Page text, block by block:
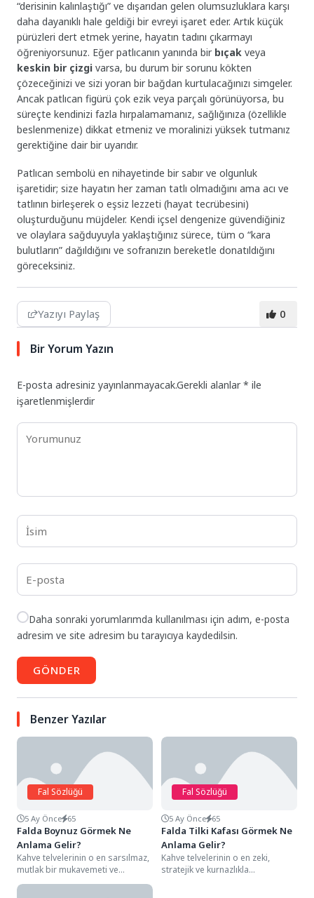
“derisinin kalınlaştığı” ve dışarıdan gelen olumsuzluklara karşı
daha dayanıklı hale geldiği bir evreyi işaret eder. Artık küçük
pürüzleri dert etmek yerine, hayatın tadını çıkarmayı
öğreniyorsunuz. Eğer patlıcanın yanında bir bıçak veya
keskin bir çizgi varsa, bu durum bir sorunu kökten
çözeceğinizi ve sizi yoran bir bağdan kurtulacağınızı simgeler.
Ancak patlıcan figürü çok ezik veya parçalı görünüyorsa, bu
süreçte kendinizi fazla hırpalamamanız, sağlığınıza (özellikle
beslenmenize) dikkat etmeniz ve moralinizi yüksek tutmanız
gerektiğine dair bir uyarıdır.
Patlıcan sembolü en nihayetinde bir sabır ve olgunluk
işaretidir; size hayatın her zaman tatlı olmadığını ama acı ve
tatlının birleşerek o eşsiz lezzeti (hayat tecrübesini)
oluşturduğunu müjdeler. Kendi içsel dengenize güvendiğiniz
ve olaylara sağduyuyla yaklaştığınız sürece, tüm o “kara
bulutların” dağıldığını ve sofranızın bereketle donatıldığını
göreceksiniz.
Yazıyı Paylaş 0
Bir Yorum Yazın
E-posta adresiniz yayınlanmayacak.Gerekli alanlar* ile
işaretlenmişlerdir
Daha sonraki yorumlarımda kullanılması için adım, e-posta
adresim ve site adresim bu tarayıcıya kaydedilsin.
GÖNDER
Benzer Yazılar
Fal Sözlüğü
5 Ay Önce 65
Falda Boynuz Görmek Ne
Anlama Gelir?
Kahve telvelerinin o en sarsılmaz,
mutlak bir mukavemeti ve
kadersel bir yükselişi simgeleyen
Fal Sözlüğü
5 Ay Önce 65
Falda Tilki Kafası Görmek Ne
Anlama Gelir?
Kahve telvelerinin o en zeki,
stratejik ve kurnazlıkla